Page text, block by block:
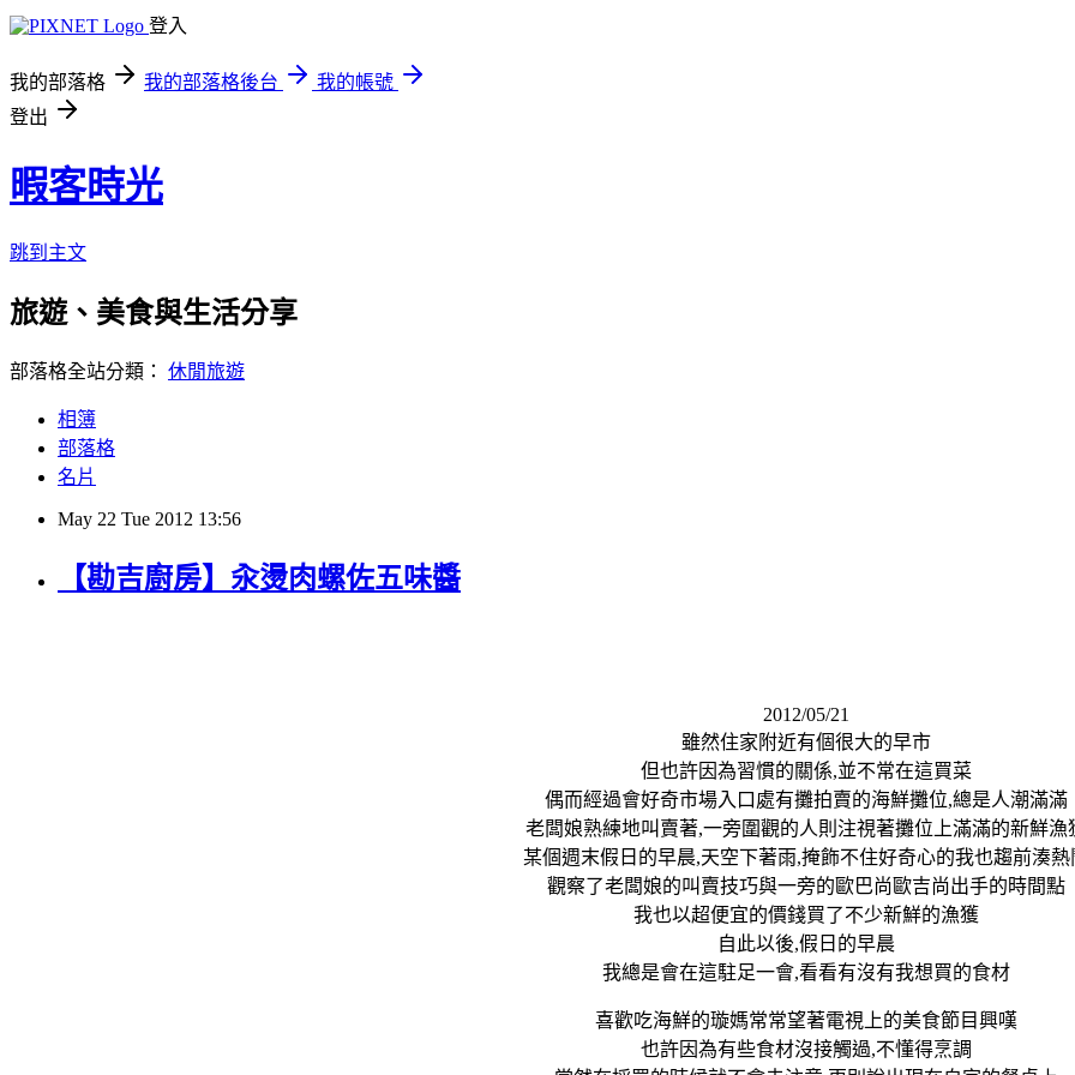
登入
我的部落格 我的部落格後台
我的帳號
登出
暇客時光
跳到主文
旅遊、美食與生活分享
部落格全站分類： 休閒旅遊
相簿
部落格
名片
May 22 Tue 2012 13:56
【勘吉廚房】汆燙肉螺佐五味醬
2012/05/21
雖然住家附近有個很大的早市
但也許因為習慣的關係,並不常在這買菜
偶而經過會好奇市場入口處有攤拍賣的海鮮攤位,總是人潮滿滿
老闆娘熟練地叫賣著,一旁圍觀的人則注視著攤位上滿滿的新鮮漁
某個週末假日的早晨,天空下著雨,掩飾不住好奇心的我也趨前湊熱
觀察了老闆娘的叫賣技巧與一旁的歐巴尚歐吉尚出手的時間點
我也以超便宜的價錢買了不少新鮮的漁獲
自此以後,假日的早晨
我總是會在這駐足一會,看看有沒有我想買的食材
喜歡吃海鮮的璇媽常常望著電視上的美食節目興嘆
也許因為有些食材沒接觸過,不懂得烹調